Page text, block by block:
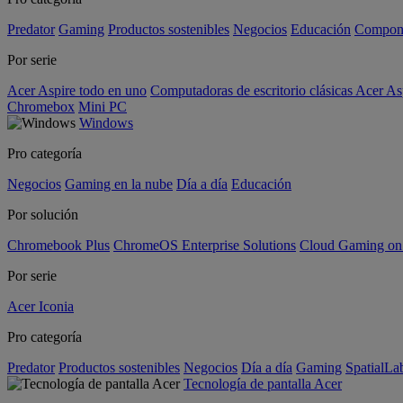
Predator Gaming Productos sostenibles Negocios Educación
Por serie
Acer Aspire todo en uno Computadoras de escritorio clásicas Acer
Chromebox Mini PC
Windows
Pro categoría
Negocios Gaming en la nube Día a día Educación
Por solución
Chromebook Plus ChromeOS Enterprise Solutions Cloud Gaming
Por serie
Acer Iconia
Pro categoría
Predator Productos sostenibles Negocios Día a día Gaming
Tecnología de pantalla Acer